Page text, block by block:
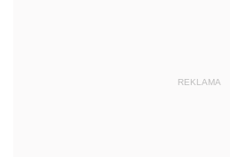
REKLAMA